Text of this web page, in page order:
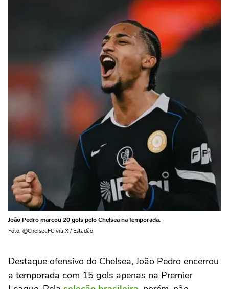
João Pedro marcou 20 gols pelo Chelsea na temporada.
Foto: @ChelseaFC via X / Estadão
Destaque ofensivo do Chelsea, João Pedro encerrou
a temporada com 15 gols apenas na Premier